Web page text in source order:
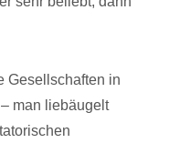
Gesellschaften in
man liebäugelt